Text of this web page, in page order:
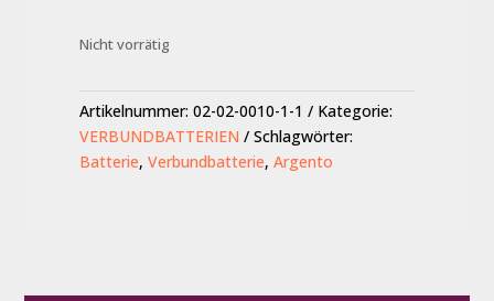
Nicht vorrätig
Artikelnummer:02-02-0010-1-1
Kategorie:
VERBUNDBATTERIEN
Schlagwörter:
Batterie,Verbundbatterie,Argento